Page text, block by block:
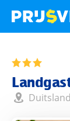
Duitsland